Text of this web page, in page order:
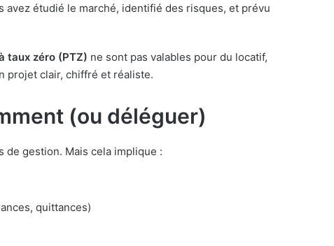
avez étudié le marché, identifié des risques, et prévu
taux zéro (PTZ) ne sont pas valables pour du locatif,
projet clair, chiffré et réaliste.
(ou déléguer)
gestion. Mais cela implique :
quittances)